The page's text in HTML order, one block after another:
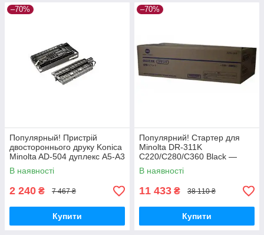
–70%
Популярный! Пристрій
двостороннього друку Konica
Minolta AD-504 дуплекс А5-А3
- Лучшее качество только на
Nukleon.com.ua
В наявності
2 240 ₴ 7 467 ₴
Купити
–70%
Популярний! Стартер для
Minolta DR-311K
С220/C280/C360 Black —
Найкраща якість тільки на
Nukleon.com.ua
В наявності
11 433 ₴ 38 110 ₴
Купити